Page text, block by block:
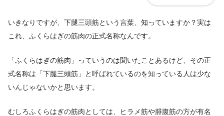
いきなりですが、下腿三頭筋という言葉、知っていますか？実は
これ、ふくらはぎの筋肉の正式名称なんです。
「ふくらはぎの筋肉」っていうのは聞いたことあるけど、その正
式名称は「下腿三頭筋」と呼ばれているのを知っている人は少な
いんじゃないかと思います。
むしろふくらはぎの筋肉としては、ヒラメ筋や腓腹筋の方が有名